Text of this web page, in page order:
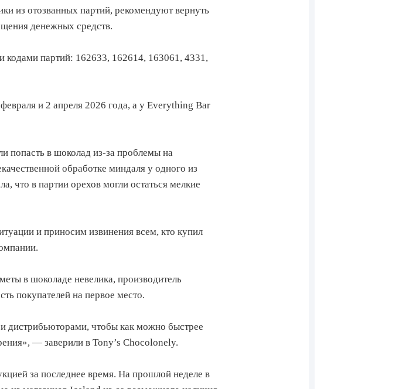
из отозванных партий, рекомендуют вернуть
денежных средств.
кодами партий: 162633, 162614, 163061, 4331,
и 2 апреля 2026 года, а у Everything Bar
попасть в шоколад из-за проблемы на
обработке миндаля у одного из
что в партии орехов могли остаться мелкие
и приносим извинения всем, кто купил
в шоколаде невелика, производитель
покупателей на первое место.
дистрибьюторами, чтобы как можно быстрее
— заверили в Tony’s Chocolonely.
за последнее время. На прошлой неделе в